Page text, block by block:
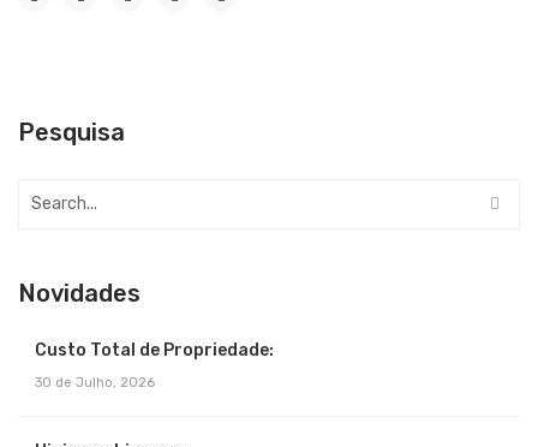
Pesquisa
Novidades
Custo Total de Propriedade:
30 de Julho, 2026